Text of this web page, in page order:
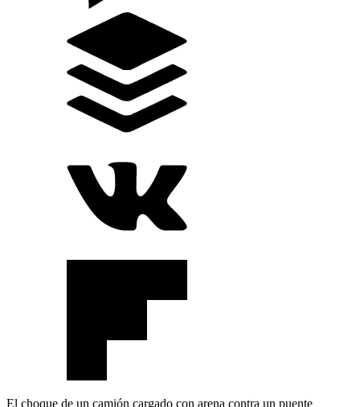
El choque de un camión cargado con arena contra un puente